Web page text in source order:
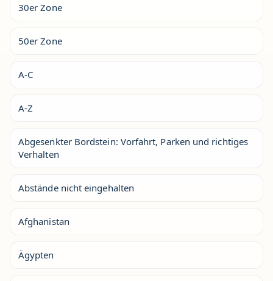
30er Zone
50er Zone
A-C
A-Z
Abgesenkter Bordstein: Vorfahrt, Parken und richtiges
Verhalten
Abstände nicht eingehalten
Afghanistan
Ägypten